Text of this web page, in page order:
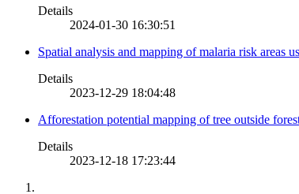
Details
2024-01-30 16:30:51
Spatial analysis and mapping of malaria risk areas
Details
2023-12-29 18:04:48
Afforestation potential mapping of tree outside
Details
2023-12-18 17:23:44